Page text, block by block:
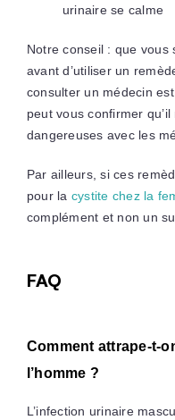
urinaire se calme
Notre conseil : que vous
avant d’utiliser un
consulter un médecin
peut vous confirmer qu’il
dangereuses avec les
Par ailleurs, si ces
pour la cystite chez la
complément et non un
FAQ
Comment attrape-t-
l’homme ?
L’infection urinaire